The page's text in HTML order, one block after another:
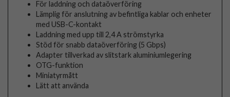
För laddning och dataöverföring
Lämplig för anslutning av befintliga kablar och enheter
med USB-C-kontakt
Laddning med upp till 2,4 A strömstyrka
Stöd för snabb dataöverföring (5 Gbps)
Adapter tillverkad av slitstark aluminiumlegering
OTG-funktion
Miniatyrmått
Lätt att använda